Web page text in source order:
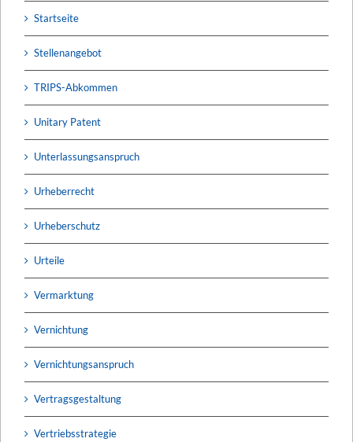
Startseite
Stellenangebot
TRIPS-Abkommen
Unitary Patent
Unterlassungsanspruch
Urheberrecht
Urheberschutz
Urteile
Vermarktung
Vernichtung
Vernichtungsanspruch
Vertragsgestaltung
Vertriebsstrategie